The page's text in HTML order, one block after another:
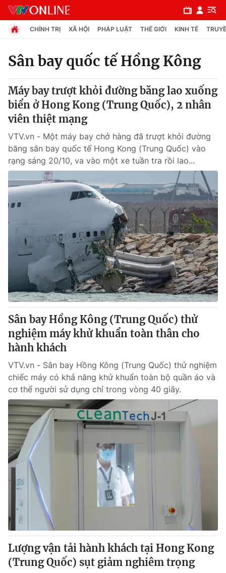
Chuyên mục
Chính trị
Pháp luật
Y tế
Tin tức
Thế giới đó đây
Câu chuyện quốc tế
Kinh tế
Tài chính
Thị trường
Góc doanh nghiệp
Dữ liệu và đời sống
Truyền hình
Phim VTV
Hậu trường
Nhân vật
Khán giả
Giải sao mai
Giải trí
Âm nhạc
Đời sống
Du lịch
Làm đẹp
Chất lượng cuộc sống
Giáo dục
Tuyển sinh
Học trực tuyến
Công nghệ
Hitech Công nghệ tương lai
Sản phẩm
Thị trường
Tư vấn
Giao lưu trực tuyến
Lịch phát sóng
Chuyên mục khác
Emagazine Podcast
Photo Infographic
CHÍNH TRỊ XÃ HỘI PHÁP LUẬT THẾ GIỚI KINH TẾ
Sân bay quốc tế Hồng Kông
Máy bay trượt khỏi đường băng lao xuống
biển ở Hong Kong (Trung Quốc), 2 nhân
viên thiệt mạng
VTV.vn - Một máy bay chở hàng đã trượt khỏi đường
băng sân bay quốc tế Hong Kong (Trung Quốc) vào
rạng sáng 20/10, va vào một xe tuần tra rồi lao...
Sân bay Hồng Kông (Trung Quốc) thử
nghiệm máy khử khuẩn toàn thân cho
hành khách
VTV.vn - Sân bay Hồng Kông (Trung Quốc) thử nghiệm
chiếc máy có khả năng khử khuẩn toàn bộ quần áo và
cơ thể người sử dụng chỉ trong vòng 40 giây.
Lượng vận tải hành khách tại Hong Kong
(Trung Quốc) sụt giảm nghiêm trọng